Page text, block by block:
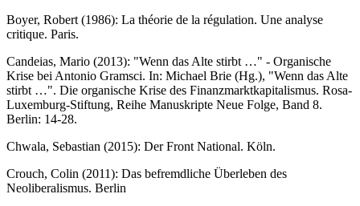
Boyer, Robert (1986): La théorie de la régulation. Une analyse
critique. Paris.
Candeias, Mario (2013): "Wenn das Alte stirbt …" - Organische
Krise bei Antonio Gramsci. In: Michael Brie (Hg.), "Wenn das Alte
stirbt …". Die organische Krise des Finanzmarktkapitalismus. Rosa-
Luxemburg-Stiftung, Reihe Manuskripte Neue Folge, Band 8.
Berlin: 14-28.
Chwala, Sebastian (2015): Der Front National. Köln.
Crouch, Colin (2011): Das befremdliche Überleben des
Neoliberalismus. Berlin